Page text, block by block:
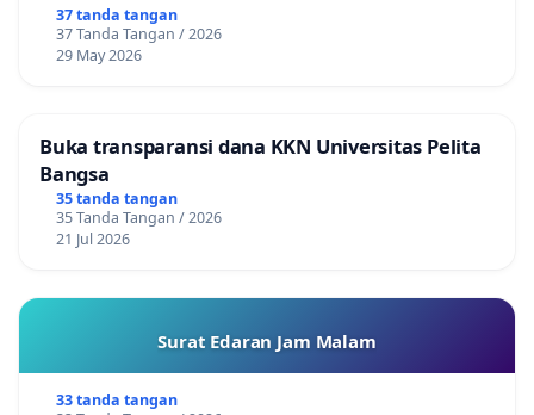
37 tanda tangan
37 Tanda Tangan / 2026
29 May 2026
Buka transparansi dana KKN Universitas Pelita
Bangsa
35 tanda tangan
35 Tanda Tangan / 2026
21 Jul 2026
Surat Edaran Jam Malam
33 tanda tangan